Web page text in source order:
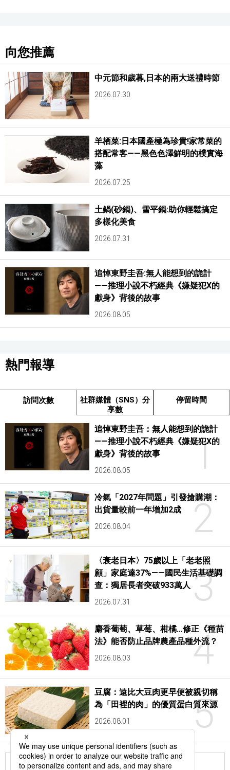
向您推薦
中元節和歲暮,日本的兩大送禮時節
2026.07.30
羊栖菜:日本國產極為珍貴!家常菜的
搭配常客——黑色色澤鮮明的樸實海
藻
2026.07.25
土鍋(砂鍋)、雪平鍋:助你輕鬆搞定
多樣化美食
2026.07.31
追悼東野圭吾:無人能想到的詭計
——推理小說不朽經典《嫌疑犯X的
獻身》背後的故事
2026.08.05
熱門報導
訪問次數
社群媒體（SNS）分
享數
停留時間
1
追悼東野圭吾：無人能想到的詭計
——推理小說不朽經典《嫌疑犯X的
獻身》背後的故事
2026.08.05
2
冷氣「2027年問題」引發搶購潮：
出貨量較前一年增加2成
2026.08.04
3
〈衰老日本〉75歲以上「老老照
顧」家庭達37%——國民生活基礎調
查：獨居長者突破933萬人
2026.07.31
4
麝香葡萄、草莓、柑橘…修正《種苗
法》能否防止品牌農產品種外流？
2026.08.03
5
豆腐：遠比大豆肉更早便被親切稱
為「田裡的肉」的優質蛋白質來源
2026.08.01
更多